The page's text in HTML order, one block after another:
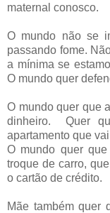
maternal conosco.
O mundo não se
passando fome.
a mínima se
O mundo quer
O mundo quer que
dinheiro. Quer
apartamento que
O mundo quer
troque de carro,
o cartão de crédito.
Mãe também quer